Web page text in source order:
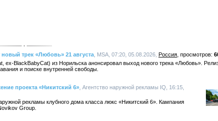
трек «Любовь» 21 августа , MSA, 07:20, 05.08.2026, Россия
BlackBabyCat) из Норильска анонсировал выход нового трека «Любовь».
и поиске внутренней свободы.
проекта «Никитский 6» , Агентство наружной рекламы IQ, 16:15,
рекламы клубного дома класса люкс «Никитский 6». Кампания
Group.